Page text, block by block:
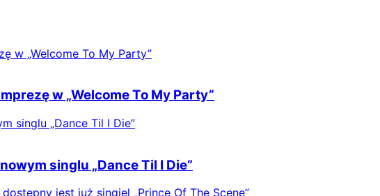
w „Welcome To My Party”
singlu „Dance Til I Die”